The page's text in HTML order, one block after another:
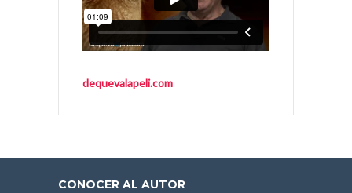
dequevalapeli.com
CONOCER AL AUTOR